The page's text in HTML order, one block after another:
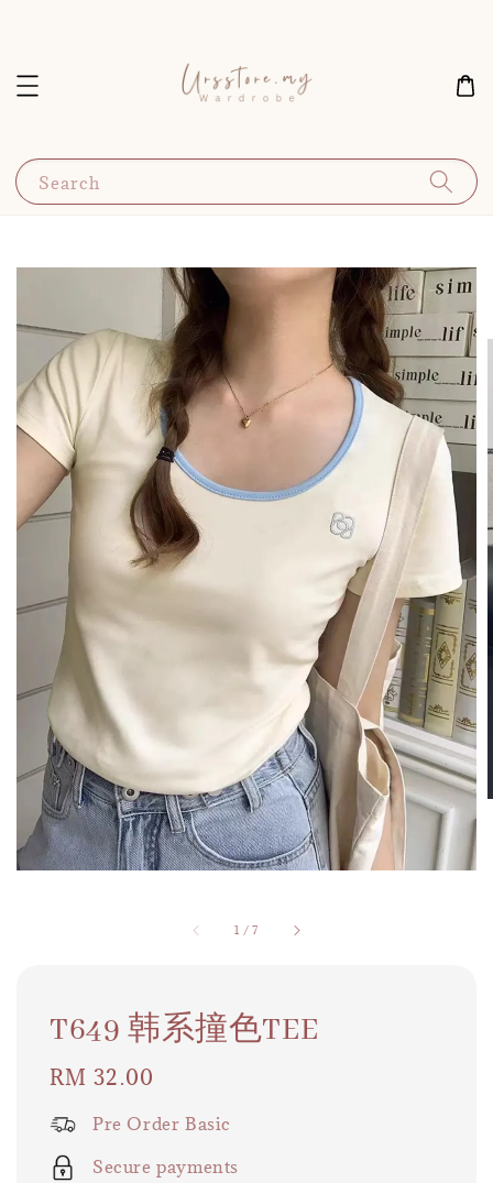
Search
1 /7
T649 韩系撞色TEE
Regular
RM 32.00
Pre Order Basic
Secure payments